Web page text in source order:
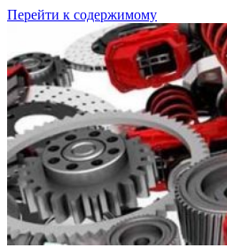
Перейти к содержимому